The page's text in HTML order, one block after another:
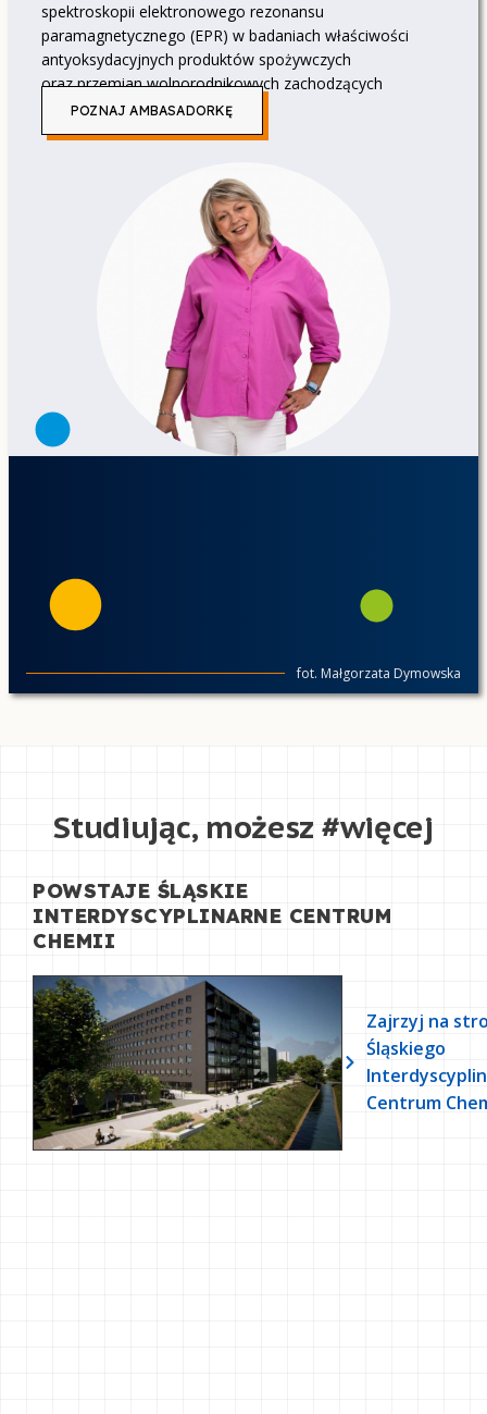
spektroskopii elektronowego rezonansu
paramagnetycznego (EPR) w badaniach właściwości
antyoksydacyjnych produktów spożywczych
oraz przemian wolnorodnikowych zachodzących
w środowisku.
POZNAJ AMBASADORKĘ
fot. Małgorzata Dymowska
Studiując, możesz #więcej
POWSTAJE ŚLĄSKIE
INTERDYSCYPLINARNE CENTRUM
CHEMII
Zajrzyj na
Śląskiego
Centrum